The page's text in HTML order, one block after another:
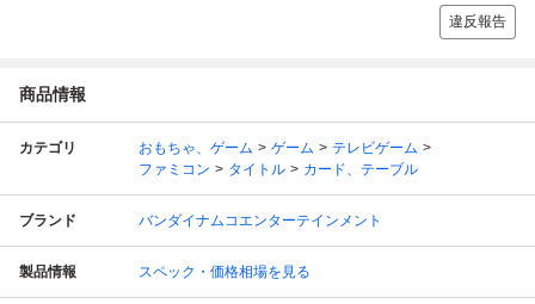
違反報告
商品情報
カテゴリ おもちゃ、ゲーム ゲーム
テレビゲーム
ファミコン
タイトル カード、テーブル
ブランド バンダイナムコエンターテインメント
製品情報 スペック・価格相場を見る